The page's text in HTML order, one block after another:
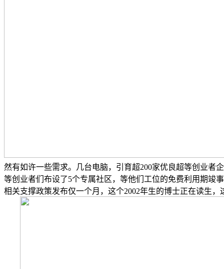
然有如许一些需求。几台电脑，引育超200家优良超等创业者
等创业者们布设了5个专属社区，等他们工位的免费利用期竣
相关支撑政策发布仅一个月，这个2002年生的博士正在读生